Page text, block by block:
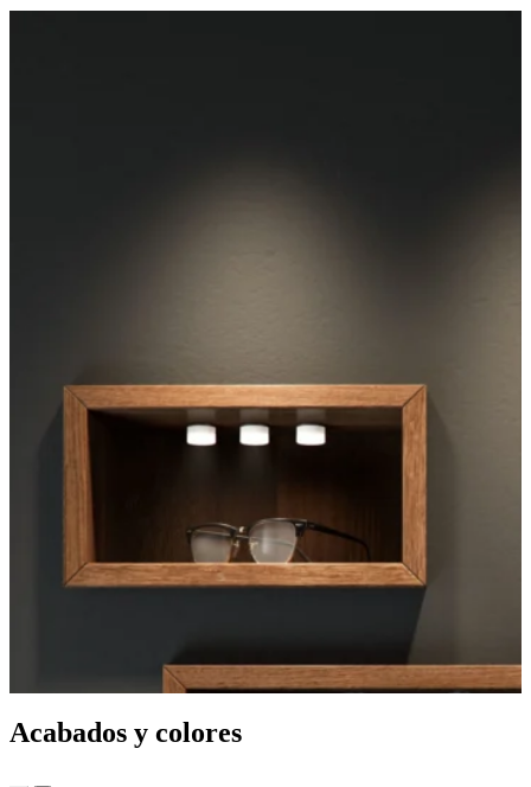
Acabados y colores